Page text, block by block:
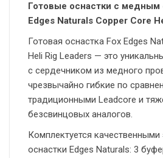
Готовые оснастки с
Edges Naturals Copper Core
Готовая оснастка Fox Edges
Heli Rig Leaders — это
с сердечником из медного
чрезвычайно гибкие по
традиционными Leadcore и
безсвинцовых аналогов.
Комплектуется
оснастки Edges Naturals: 3